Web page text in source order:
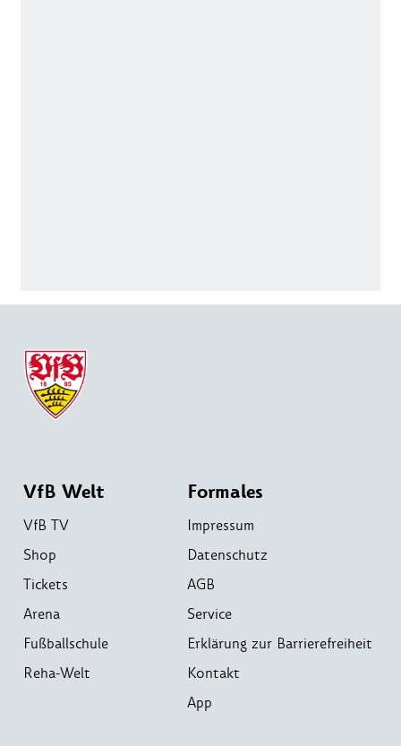
VfB Welt
VfB TV
Shop
Tickets
Arena
Fußballschule
Reha-Welt
Formales
Impressum
Datenschutz
AGB
Service
Erklärung zur Barrierefreiheit
Kontakt
App